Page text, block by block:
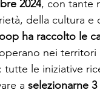
2024, con tante
della cultura e
ha raccolto le
nei territori
le iniziative
a selezionarne